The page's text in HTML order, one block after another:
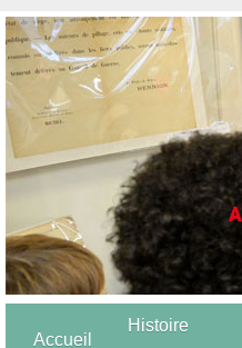
Accueil
Histoire